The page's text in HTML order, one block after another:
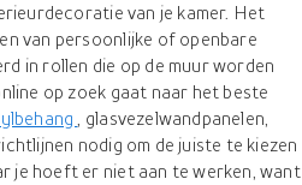
van je kamer. Het
van persoonlijke of openbare
in rollen die op de muur worden
op zoek gaat naar het beste
, glasvezelwandpanelen,
nodig om de juiste te kiezen
je hoeft er niet aan te werken, want